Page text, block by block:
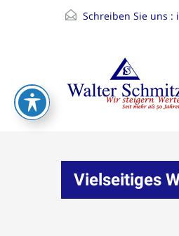
Schreiben Sie uns :
Vielseitiges